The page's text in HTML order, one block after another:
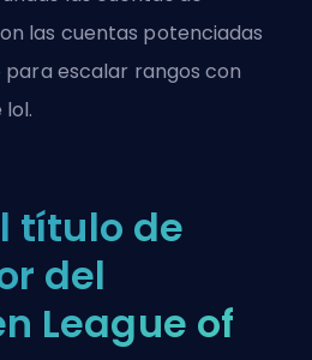
las cuentas potenciadas
escalar rangos con
lol.
título de
del
League of